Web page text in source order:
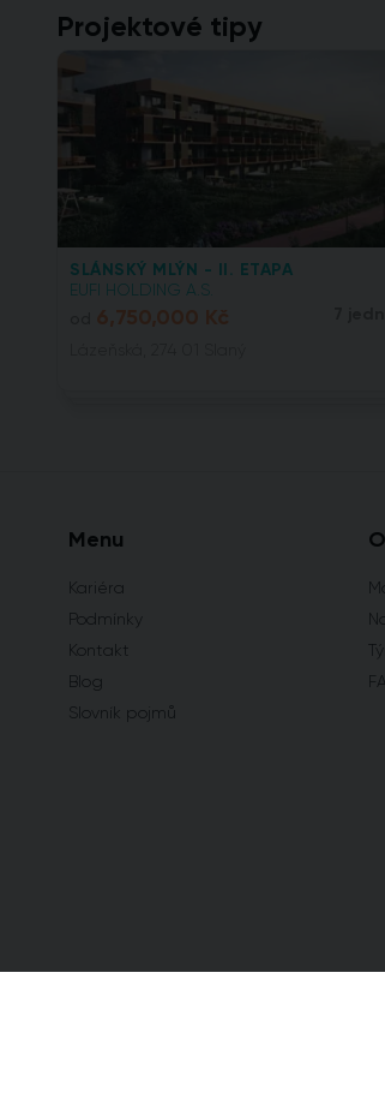
Projektové tipy
SLÁNSKÝ MLÝN - II. ETAPA
EUFI HOLDING A.S.
6,750,000 Kč
Menu
Kariéra
Podmínky
Kontakt
Blog
Slovník pojmů